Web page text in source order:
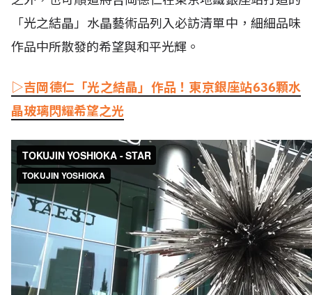
「光之結晶」水晶藝術品列入必訪清單中，細細品味
作品中所散發的希望與和平光輝。
▷吉岡德仁「光之結晶」作品！東京銀座站636顆水
晶玻璃閃耀希望之光